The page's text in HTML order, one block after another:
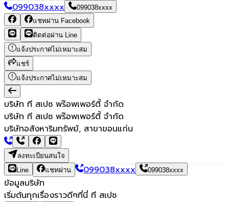
099038xxxx
099038xxxx
แชทผ่าน Facebook
ติดต่อผ่าน Line
แจ้งประกาศไม่เหมาะสม
แชร์
แจ้งประกาศไม่เหมาะสม
บริษัท ที สเปซ พร๊อพเพอร์ตี้ จำกัด
บริษัท ที สเปซ พร๊อพเพอร์ตี้ จำกัด
บริษัทอสังหาริมทรัพย์, สาขาขอนแก่น
ลงทะเบียนสนใจ
Line
แชทผ่าน 099038xxxx 099038xxxx
ข้อมูลบริษัท
เริ่มต้นทุกเรื่องราวดีๆที่นี่ ที สเปช